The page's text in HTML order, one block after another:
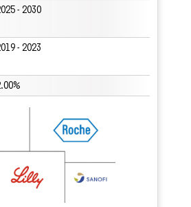
- 2030
- 2023